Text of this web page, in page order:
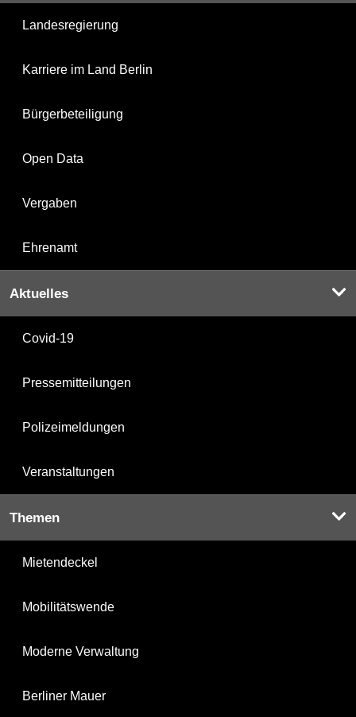
Landesregierung
Karriere im Land Berlin
Bürgerbeteiligung
Open Data
Vergaben
Ehrenamt
Aktuelles
Covid-19
Pressemitteilungen
Polizeimeldungen
Veranstaltungen
Themen
Mietendeckel
Mobilitätswende
Moderne Verwaltung
Berliner Mauer